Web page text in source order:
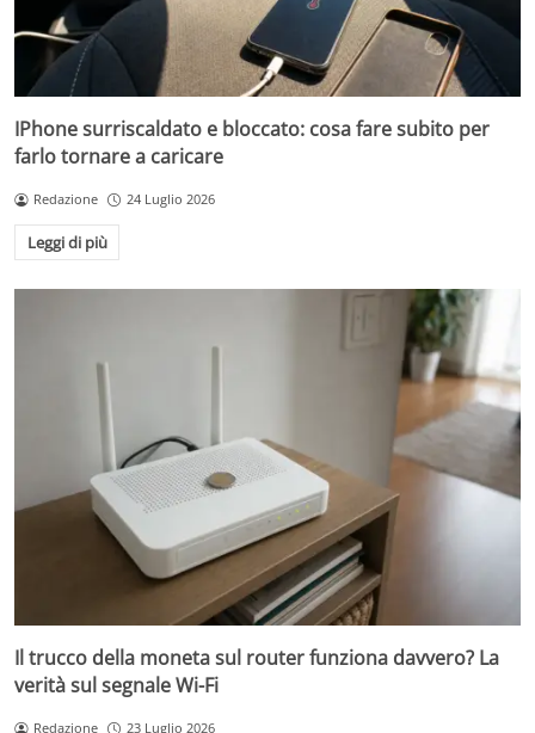
IPhone surriscaldato e bloccato: cosa fare subito per
farlo tornare a caricare
Redazione 24 Luglio 2026
Leggi di più
Il trucco della moneta sul router funziona davvero? La
verità sul segnale Wi-Fi
Redazione 23 Luglio 2026